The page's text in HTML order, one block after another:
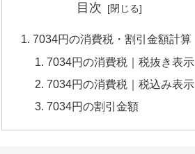
目次
7034円の消費税・割引金額計算
7034円の消費税｜税抜き表示
7034円の消費税｜税込み表示
7034円の割引金額